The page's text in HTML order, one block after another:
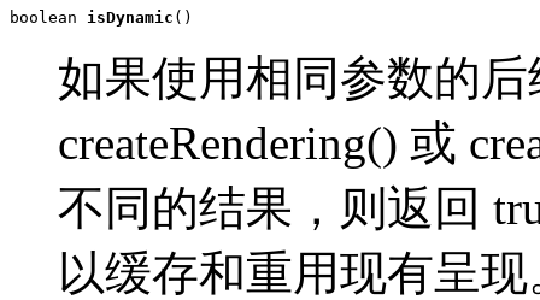
boolean isDynamic ()
如果使用相同参数的
createRendering() 或
不同的结果，则返回
以缓存和重用现有呈